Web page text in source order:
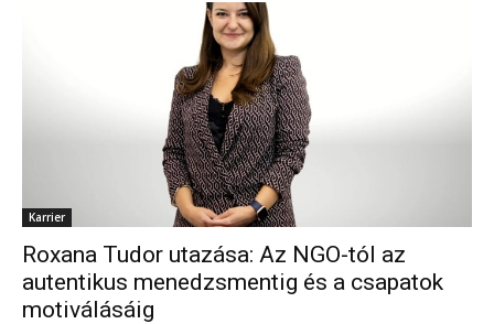
Karrier
Roxana Tudor utazása: Az NGO-tól az
autentikus menedzsmentig és a csapatok
motiválásáig